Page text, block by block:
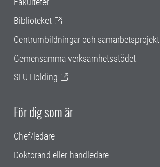
Biblioteket
Centrumbildningar och samarbetsprojekt
Gemensamma verksamhetsstödet
SLU Holding
För dig som är
Chef/ledare
Doktorand eller handledare